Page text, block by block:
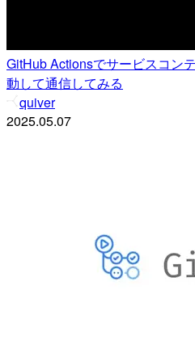
GitHub Actionsでサービスコン
動して通信してみる
quiver
2025.05.07